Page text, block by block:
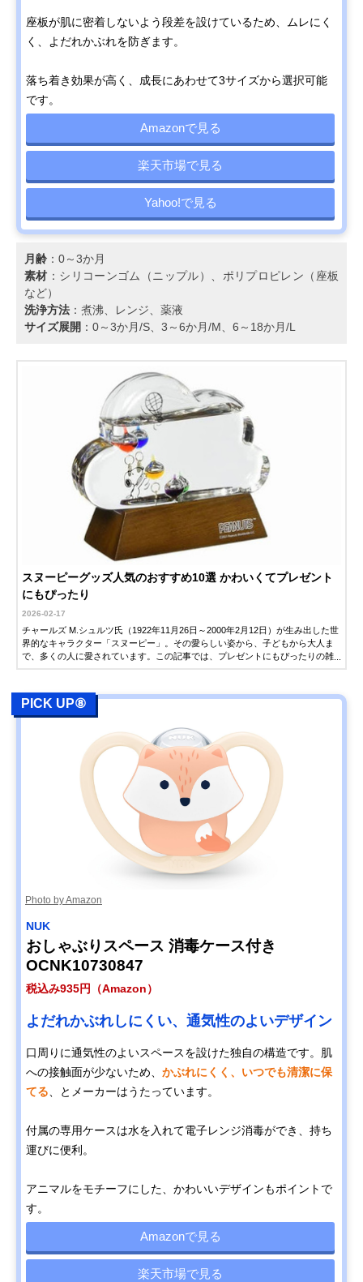
座板が肌に密着しないよう段差を設けているため、ムレにく
く、よだれかぶれを防ぎます。
落ち着き効果が高く、成長にあわせて3サイズから選択可能
です。
Amazonで見る
楽天市場で見る
Yahoo!で見る
月齢 ：0～3か月
素材 ：シリコーンゴム（ニップル）、ポリプロピレン（座板
など）
洗浄方法 ：煮沸、レンジ、薬液
サイズ展開 ：0～3か月/S、3～6か月/M、6～18か月/L
スヌーピーグッズ人気のおすすめ10選 かわいくてプレゼント
にもぴったり
2026-02-17
チャールズ M.シュルツ氏（1922年11月26日～2000年2月12日）が生み出した世
界的なキャラクター「スヌーピー」。その愛らしい姿から、子どもから大人ま
で、多くの人に愛されています。この記事では、プレゼントにもぴったりの雑
PICK UP⑧
Photo by Amazon
NUK
おしゃぶりスペース 消毒ケース付き
OCNK10730847
税込み935円（Amazon）
よだれかぶれしにくい、通気性のよいデザイン
口周りに通気性のよいスペースを設けた独自の構造です。肌
への接触面が少ないため、 かぶれにくく、いつでも清潔に保
てる 、とメーカーはうたっています。
付属の専用ケースは水を入れて電子レンジ消毒ができ、持ち
運びに便利。
アニマルをモチーフにした、かわいいデザインもポイントで
す。
Amazonで見る
楽天市場で見る